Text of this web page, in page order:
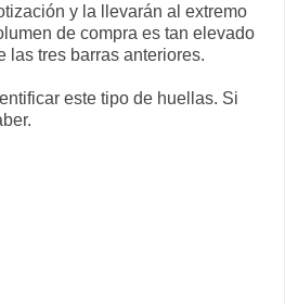
y la llevarán al extremo
de compra es tan elevado
las tres barras anteriores.
este tipo de huellas. Si